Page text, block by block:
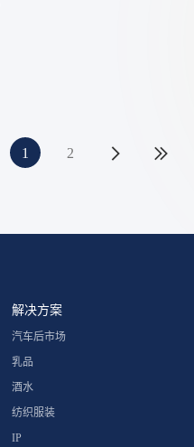
1 2
解决方案
汽车后市场
乳品
酒水
纺织服装
IP